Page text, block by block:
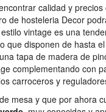
calidad y precios
de hosteleria Decor
vintage es una
que disponen de hasta
tapa de madera de
complementando con
carroceros y
mesa y que por ahora